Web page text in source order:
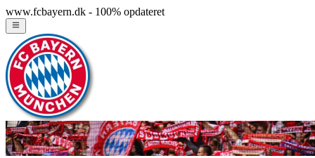
www.fcbayern.dk - 100% opdateret